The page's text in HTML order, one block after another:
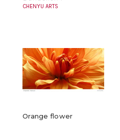
CHENYU ARTS
Orange flower